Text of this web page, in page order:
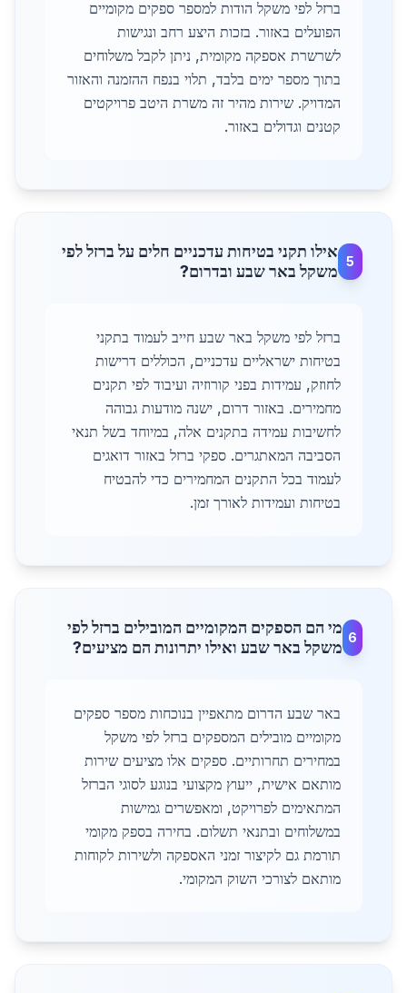
ברזל לפי משקל הודות למספר ספקים מקומיים
הפועלים באזור. בזכות היצע רחב ונגישות
לשרשרת אספקה מקומית, ניתן לקבל משלוחים
בתוך מספר ימים בלבד, תלוי בנפח ההזמנה והאזור
המדויק. שירות מהיר זה משרת היטב פרויקטים
קטנים וגדולים באזור.
5
אילו תקני בטיחות עדכניים חלים על ברזל לפי
משקל באר שבע ובדרום?
ברזל לפי משקל באר שבע חייב לעמוד בתקני
בטיחות ישראליים עדכניים, הכוללים דרישות
לחוזק, עמידות בפני קורוזיה ועיבוד לפי תקנים
מחמירים. באזור דרום, ישנה מודעות גבוהה
לחשיבות עמידה בתקנים אלה, במיוחד בשל תנאי
הסביבה המאתגרים. ספקי ברזל באזור דואגים
לעמוד בכל התקנים המחמירים כדי להבטיח
בטיחות ועמידות לאורך זמן.
6
מי הם הספקים המקומיים המובילים ברזל לפי
משקל באר שבע ואילו יתרונות הם מציעים?
באר שבע הדרום מתאפיין בנוכחות מספר ספקים
מקומיים מובילים המספקים ברזל לפי משקל
במחירים תחרותיים. ספקים אלו מציעים שירות
מותאם אישית, ייעוץ מקצועי בנוגע לסוגי הברזל
המתאימים לפרויקט, ומאפשרים גמישות
במשלוחים ובתנאי תשלום. בחירה בספק מקומי
תורמת גם לקיצור זמני האספקה ולשירות לקוחות
מותאם לצורכי השוק המקומי.